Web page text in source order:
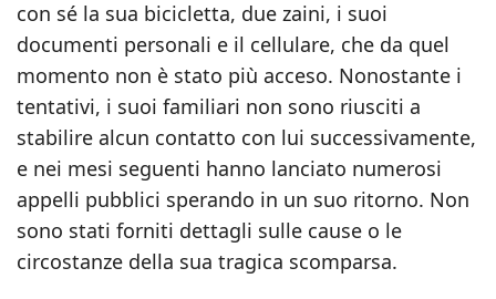
con sé la sua bicicletta, due zaini, i suoi
documenti personali e il cellulare, che da quel
momento non è stato più acceso. Nonostante i
tentativi, i suoi familiari non sono riusciti a
stabilire alcun contatto con lui successivamente,
e nei mesi seguenti hanno lanciato numerosi
appelli pubblici sperando in un suo ritorno. Non
sono stati forniti dettagli sulle cause o le
circostanze della sua tragica scomparsa.